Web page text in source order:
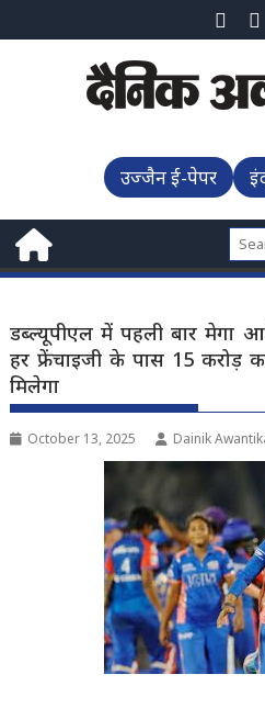
to
उज्जैन ई-पेपर
डब्ल्यूपीएल में पहली बार मेगा
हर फ्रेंचाइजी के पास 15 करोड़
मिलेगा
October 13, 2025 Dainik